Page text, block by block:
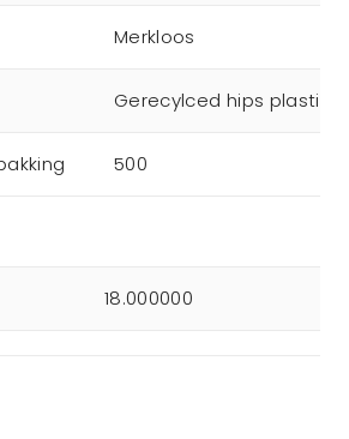
Merkloos
Gerecylced hips plastic
500
18.000000